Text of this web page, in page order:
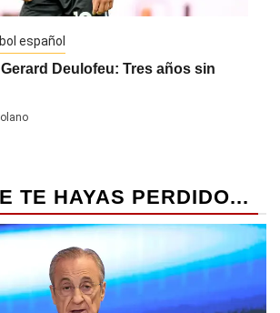
español
Deulofeu: Tres años sin
TE HAYAS PERDIDO...